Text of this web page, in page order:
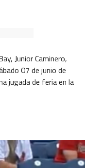
Junior Caminero,
07 de junio de
jugada de feria en la